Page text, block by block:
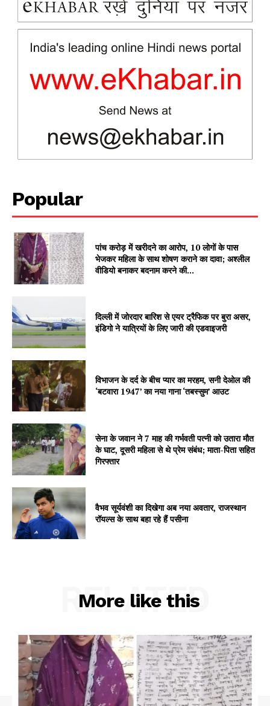
News Week
Magazine PRO
About
Contact us
My account
Popular
पांच करोड़ में खरीदने का आरोप, 10 लोगों के पास
भेजकर महिला के साथ शोषण कराने का दावा; अश्लील
वीडियो बनाकर बदनाम करने की...
दिल्ली में जोरदार बारिश से एयर ट्रैफिक पर बुरा असर,
इंडिगो ने यात्रियों के लिए जारी की एडवाइजरी
विभाजन के दर्द के बीच प्यार का मरहम, सनी देओल की
‘बटवारा 1947’ का नया गाना ‘तबस्सुम’ आउट
सेना के जवान ने 7 माह की गर्भवती पत्नी को उतारा मौत
के घाट, दूसरी महिला से थे प्रेम संबंध; माता-पिता सहित
गिरफ्तार
वैभव सूर्यवंशी का दिखेगा अब नया अवतार, राजस्थान
रॉयल्स के साथ बहा रहे हैं पसीना
More like this
RELATED